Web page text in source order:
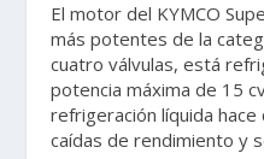
El motor del KYMCO
más potentes de la
cuatro válvulas, está
potencia máxima de 15
refrigeración líquida
caídas de rendimiento y